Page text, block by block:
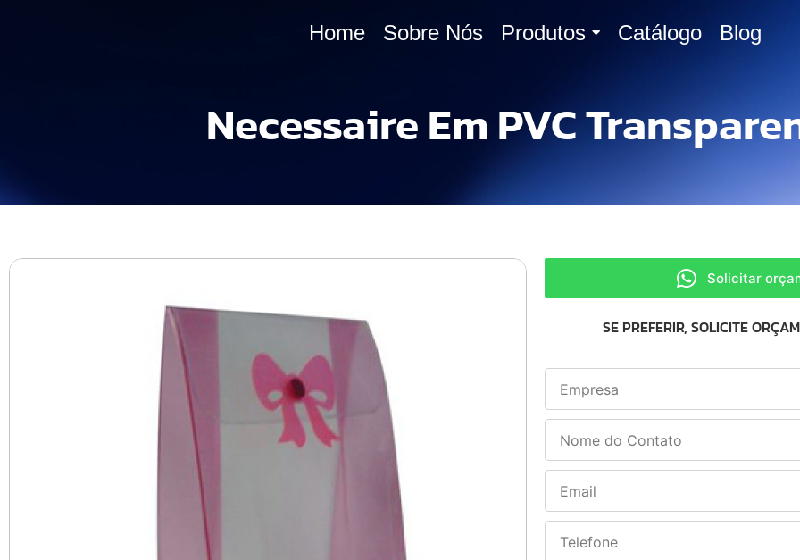
Home Sobre Nós Produtos Catálogo Blog
Necessaire Em PVC
Solicitar
SE PREFERIR, SOLICITE